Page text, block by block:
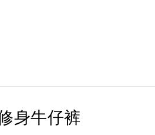
身牛仔裤